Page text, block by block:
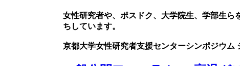
女性研究者や、ポスドク、大学院生、学部生
ちしています。
京都大学女性研究者支援センターシンポジウム